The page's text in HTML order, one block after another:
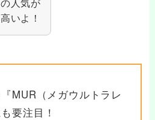
いよ！
MUR（メガウルトラレ
要注目！